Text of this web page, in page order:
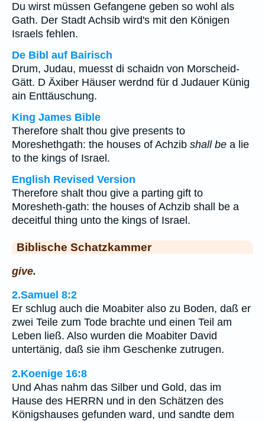
Du wirst müssen Gefangene geben so wohl als
Gath. Der Stadt Achsib wird's mit den Königen
Israels fehlen.
De Bibl auf Bairisch
Drum, Judau, muesst di schaidn von Morscheid-
Gätt. D Äxiber Häuser werdnd für d Judauer Künig
ain Enttäuschung.
King James Bible
Therefore shalt thou give presents to
Moreshethgath: the houses of Achzib shall be a lie
to the kings of Israel.
English Revised Version
Therefore shalt thou give a parting gift to
Moresheth-gath: the houses of Achzib shall be a
deceitful thing unto the kings of Israel.
Biblische Schatzkammer
give.
2.Samuel 8:2
Er schlug auch die Moabiter also zu Boden, daß er
zwei Teile zum Tode brachte und einen Teil am
Leben ließ. Also wurden die Moabiter David
untertänig, daß sie ihm Geschenke zutrugen.
2.Koenige 16:8
Und Ahas nahm das Silber und Gold, das im
Hause des HERRN und in den Schätzen des
Königshauses gefunden ward, und sandte dem